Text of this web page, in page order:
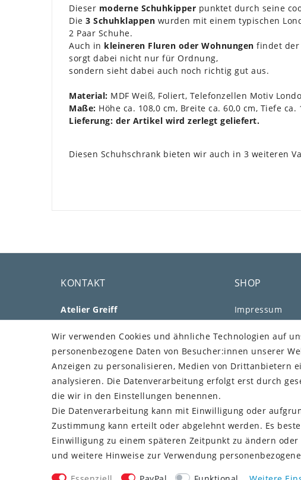
Dieser moderne Schuhkipper punktet durch seine
Die 3 Schuhklappen wurden mit einem typischen
2 Paar Schuhe.
Auch in kleineren Fluren oder Wohnungen findet der
sorgt dabei nicht nur für Ordnung,
sondern sieht dabei auch noch richtig gut aus.
Material: MDF Weiß, Foliert, Telefonzellen Motiv
Maße: Höhe ca. 108,0 cm, Breite ca. 60,0 cm, Tiefe ca.
Lieferung: der Artikel wird zerlegt geliefert.
Diesen Schuhschrank bieten wir auch in 3 weiteren
KONTAKT
Atelier Greiff
Aussiger Str. 25
91207 Lauf
Telefon: +49 176 73505308
E-Mail: mail@greiff.com
Über Uns
Kundenstimmen
Unser Blog
SHOP
Impressum
AGB
Widerrufs­recht
Vertrag
MEIN KONTO
Kundenkonto
Wir verwenden Cookies und ähnliche Technologien auf
personenbezogene Daten von Besucher:innen unserer
Anzeigen zu personalisieren, Medien von Drittanbietern
analysieren. Die Datenverarbeitung erfolgt erst durch
die wir in den Einstellungen benennen.
Die Datenverarbeitung kann mit Einwilligung oder
Zustimmung kann erteilt oder abgelehnt werden. Es
Einwilligung zu einem späteren Zeitpunkt zu ändern
und weitere Hinweise zur Verwendung